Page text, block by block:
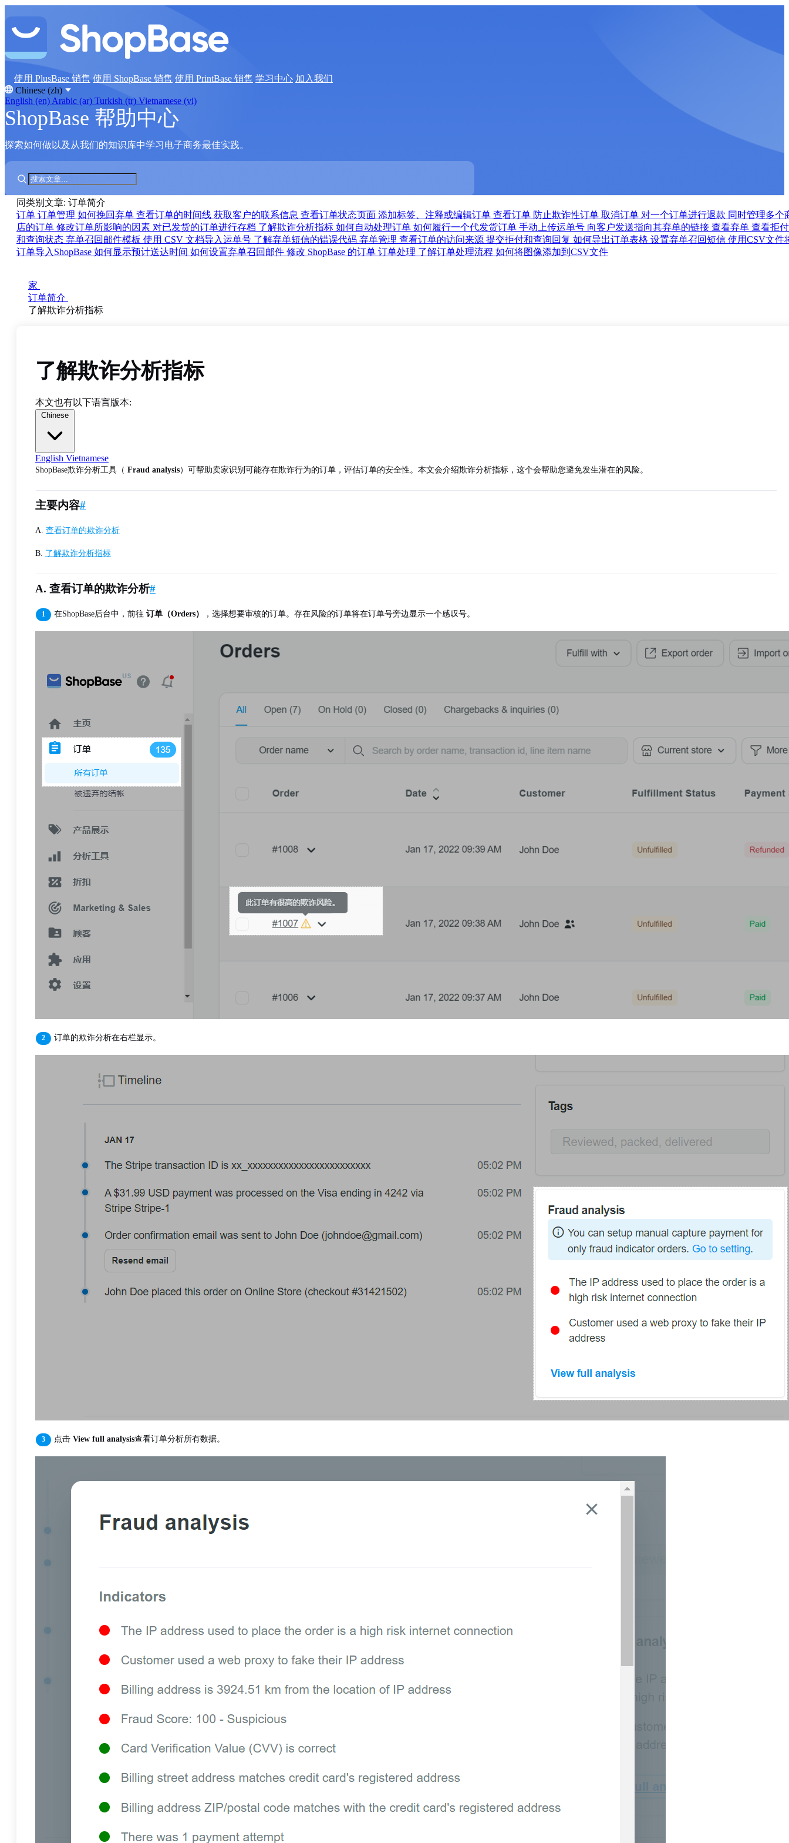
使用 PlusBase 销售 使用 ShopBase 销售 使用 PrintBase 销售 学习中心 加入我们
Chinese (zh)
English (en) Arabic (ar) Turkish (tr) Vietnamese (vi)
ShopBase 帮助中心
探索如何做以及从我们的知识库中学习电子商务最佳实践。
同类别文章: 订单简介
订单 订单管理 如何挽回弃单 查看订单的时间线 获取客户的联系信息 查看订单状态页面 添加标签、注释或编辑订单 查看订单 防止欺诈性订单 取消订单 对一个订单进行退款 同时管理多个
店的订单 修改订单所影响的因素 对已发货的订单进行存档 了解欺诈分析指标 如何自动处理订单 如何履行一个代发货订单 手动上传运单号 向客户发送指向其弃单的链接 查看弃单 查看拒付
和查询状态 弃单召回邮件模板 使用 CSV 文档导入运单号 了解弃单短信的错误代码 弃单管理 查看订单的访问来源 提交拒付和查询回复 如何导出订单表格 设置弃单召回短信 使用CSV文件
订单导入ShopBase 如何显示预计送达时间 如何设置弃单召回邮件 修改 ShopBase 的订单 订单处理 了解订单处理流程 如何将图像添加到CSV文件
家
订单简介
了解欺诈分析指标
了解欺诈分析指标
本文也有以下语言版本:
Chinese
English Vietnamese
ShopBase欺诈分析工具（ Fraud analysis）可帮助卖家识别可能存在欺诈行为的订单，评估订单的安全性。本文会介绍欺诈分析指标，这个会帮助您避免发生潜在的风险。
主要内容#
A. 查看订单的欺诈分析
B. 了解欺诈分析指标
A. 查看订单的欺诈分析#
在ShopBase后台中，前往 订单（Orders） ，选择想要审核的订单。存在风险的订单将在订单号旁边显示一个感叹号。
订单的欺诈分析在右栏显示。
点击 View full analysis查看订单分析所有数据。